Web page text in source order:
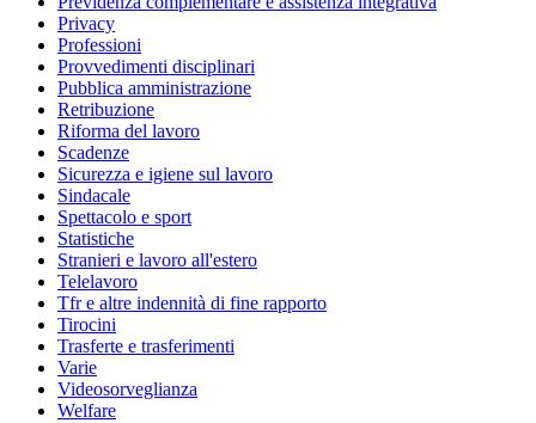
Privacy
Professioni
Provvedimenti disciplinari
Pubblica amministrazione
Retribuzione
Riforma del lavoro
Scadenze
Sicurezza e igiene sul lavoro
Sindacale
Spettacolo e sport
Statistiche
Stranieri e lavoro all'estero
Telelavoro
Tfr e altre indennità di fine rapporto
Tirocini
Trasferte e trasferimenti
Varie
Videosorveglianza
Welfare